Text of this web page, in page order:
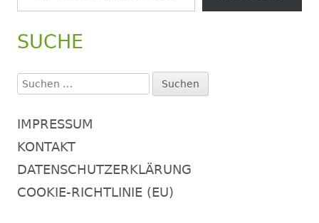
SUCHE
Suchen
nach:
IMPRESSUM
KONTAKT
DATENSCHUTZERKLÄRUNG
COOKIE-RICHTLINIE (EU)